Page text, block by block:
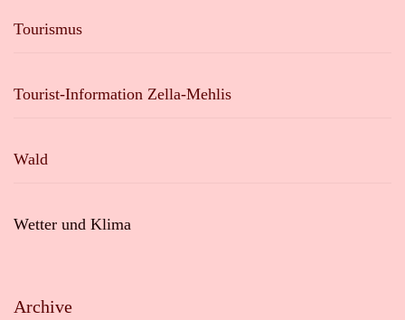
Tourismus
Tourist-Information Zella-Mehlis
Wald
Wetter und Klima
Archive